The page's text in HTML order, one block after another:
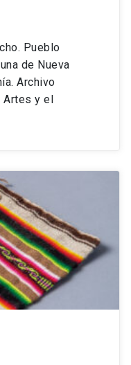
Pueblo
de Nueva
Archivo
Artes y el